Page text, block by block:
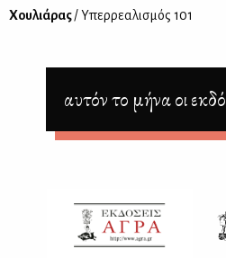
Χου­λιά­ρας/ Υπερ­ρε­α­λι­σμός 101
αυτόν το μήνα οι